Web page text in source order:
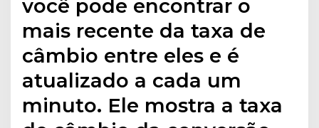
você pode encontrar o
mais recente da taxa de
câmbio entre eles e é
atualizado a cada um
minuto. Ele mostra a taxa